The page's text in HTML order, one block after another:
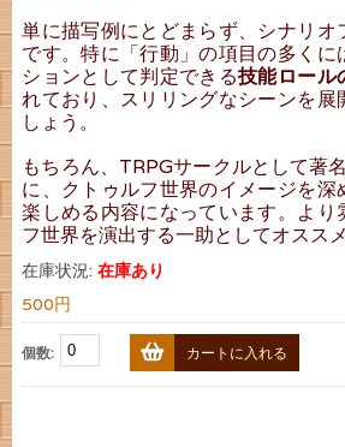
単に描写例にとどまらず、シナリオ
です。特に「行動」の項目の多くに
ションとして判定できる技能ロール
れており、スリリングなシーンを展
しょう。
もちろん、TRPGサークルとして著
に、クトゥルフ世界のイメージを深
楽しめる内容になっています。より
フ世界を演出する一助としてオスス
在庫状況:在庫あり
500円
個数: カートに入れる